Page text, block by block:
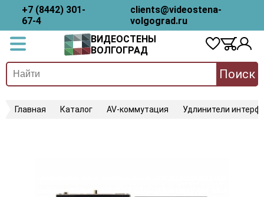
+7 (8442) 301-
67-4
clients@videostena-
volgograd.ru
ВИДЕОСТЕНЫ
ВОЛГОГРАД
Поиск
Главная Каталог AV-коммутация Удлинители